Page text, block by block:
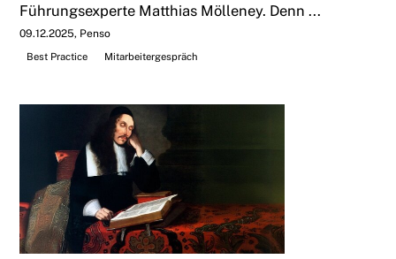
Führungsexperte Matthias Mölleney. Denn ...
09.12.2025 Penso
Best Practice
Mitarbeitergespräch